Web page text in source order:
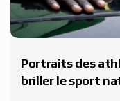
Portraits des
briller le sport